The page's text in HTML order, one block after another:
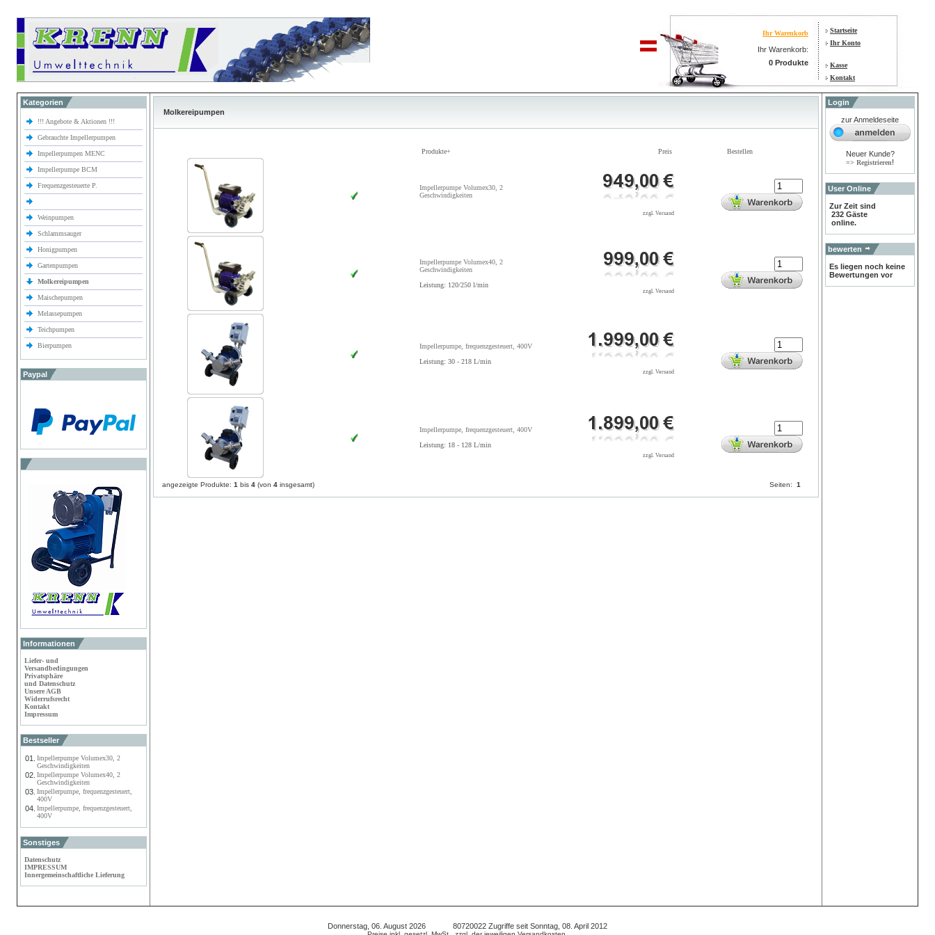
Ihr Warenkorb
Ihr Warenkorb:
0 Produkte
Startseite
Ihr Konto
Kasse
Kontakt
Kategorien
!!! Angebote & Aktionen !!!
Gebrauchte Impellerpumpen
Impellerpumpen MENC
Impellerpumpe BCM
Frequenzgesteuerte P.
Weinpumpen
Schlammsauger
Honigpumpen
Gartenpumpen
Molkereipumpen
Maischepumpen
Melassepumpen
Teichpumpen
Bierpumpen
Paypal
Informationen
Liefer- und
Versandbedingungen
Privatsphäre
und Datenschutz
Unsere AGB
Widerrufsrecht
Kontakt
Impressum
Bestseller
01.
Impellerpumpe Volumex30, 2
Geschwindigkeiten
02. Impellerpumpe Volumex40, 2
Geschwindigkeiten
03. Impellerpumpe, frequenzgesteuert,
400V
04. Impellerpumpe, frequenzgesteuert,
400V
Sonstiges
Datenschutz
IMPRESSUM
Innergemeinschaftliche Lieferung
Molkereipumpen
Produkte+ Preis Bestellen
Impellerpumpe Volumex30, 2
Geschwindigkeiten
zzgl. Versand
Impellerpumpe Volumex40, 2
Geschwindigkeiten
Leistung: 120/250 l/min
zzgl. Versand
Impellerpumpe, frequenzgesteuert, 400V
Leistung: 30 - 218 L/min
zzgl. Versand
Impellerpumpe, frequenzgesteuert, 400V
Leistung: 18 - 128 L/min
zzgl. Versand
angezeigte Produkte: 1 bis 4 (von 4 insgesamt) Seiten: 1
Login
zur Anmeldeseite
Neuer Kunde?
=> Registrieren!
User Online
Zur Zeit sind
232 Gäste
online.
bewerten
Es liegen noch keine
Bewertungen vor
Donnerstag, 06. August 2026 80720022 Zugriffe seit Sonntag, 08. April 2012